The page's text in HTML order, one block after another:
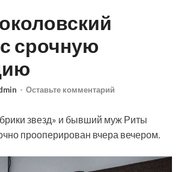
срочную
- Оставьте комментарий
звезд» и бывший муж Риты
прооперирован вчера вечером.